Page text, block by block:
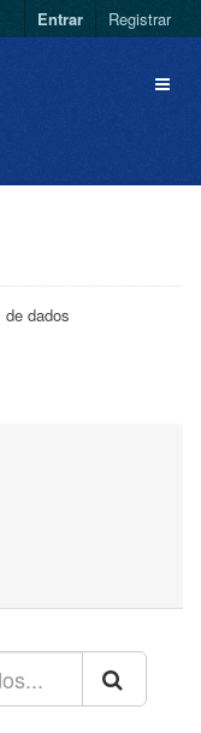
Entrar Registrar
de dados